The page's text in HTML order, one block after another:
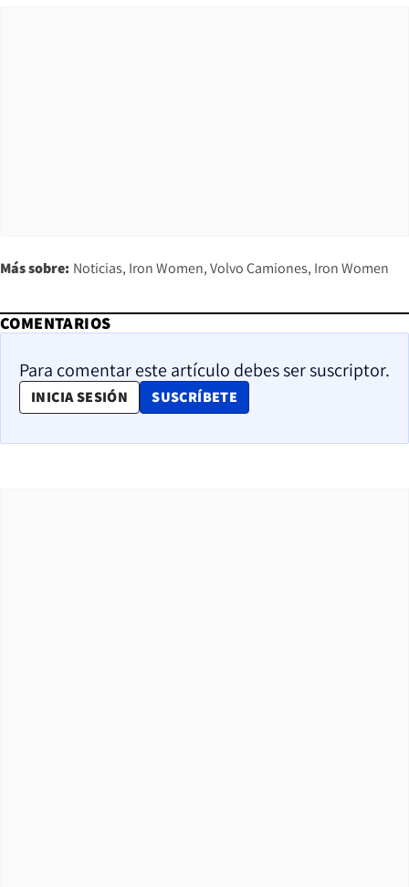
Más sobre: Noticias Iron Women Volvo Camiones Iron Women
COMENTARIOS
Para comentar este artículo debes ser suscriptor.
INICIA SESIÓN SUSCRÍBETE
OPENS IN NEW WINDOW